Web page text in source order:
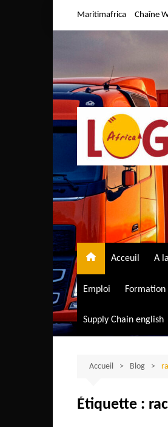
Maritimafrica Chaîne
Acceuil A
Emploi Formation
Supply Chain english
Accueil Blog
Étiquette :